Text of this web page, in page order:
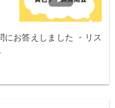
にお答えしました ・リス